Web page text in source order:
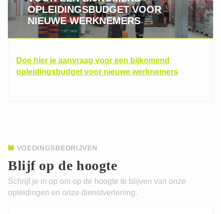
CAPTCHA
This question is for testing whether or not you are
OPLEIDINGSBUDGET VOOR
NIEUWE WERKNEMERS
Doe hier je aanvraag voor een bijkomend
opleidingsbudget voor nieuwe werknemers
Blijf op de hoogte
VOEDINGSBEDRIJVEN
Schrijf je in op om op de hoogte te blijven van onze
opleidingen en onze dienstverlening.